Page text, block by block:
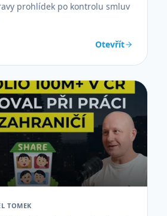
prohlídek po kontrolu smluv
Otevřít
TOMEK